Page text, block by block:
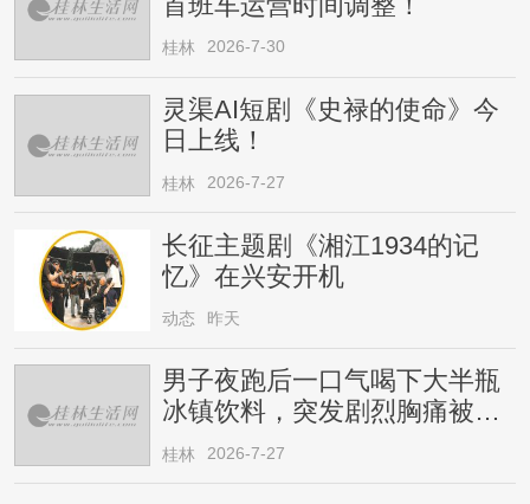
桂林 2026-7-30
灵渠AI短剧《史禄的使命》今
日上线！
桂林 2026-7-27
长征主题剧《湘江1934的记
忆》在兴安开机
动态 昨天
男子夜跑后一口气喝下大半瓶
冰镇饮料，突发剧烈胸痛被送
医！医生提醒→
桂林 2026-7-27